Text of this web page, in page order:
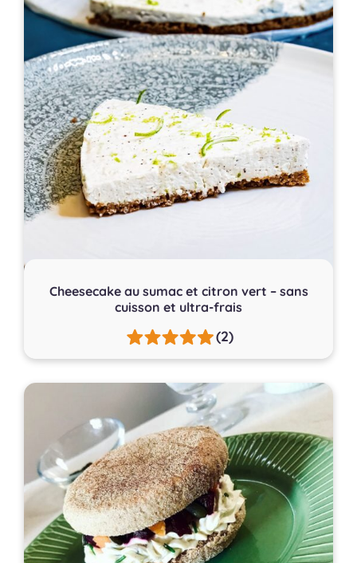
Cheesecake au sumac et citron vert – sans
cuisson et ultra-frais
(2)